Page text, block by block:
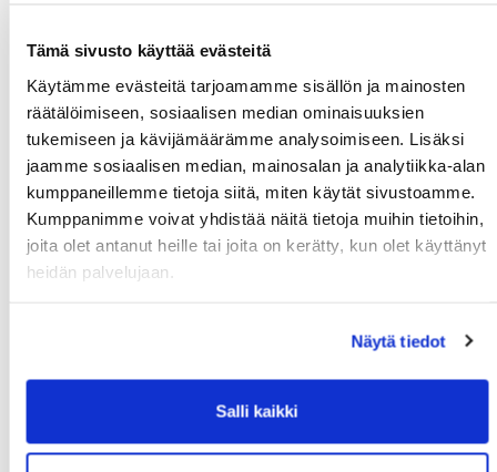
Tämä sivusto käyttää evästeitä
Käytämme evästeitä tarjoamamme sisällön ja mainosten
räätälöimiseen, sosiaalisen median ominaisuuksien
tukemiseen ja kävijämäärämme analysoimiseen. Lisäksi
jaamme sosiaalisen median, mainosalan ja analytiikka-alan
kumppaneillemme tietoja siitä, miten käytät sivustoamme.
Kumppanimme voivat yhdistää näitä tietoja muihin tietoihin,
joita olet antanut heille tai joita on kerätty, kun olet käyttänyt
heidän palvelujaan.
Näytä tiedot
Salli kaikki